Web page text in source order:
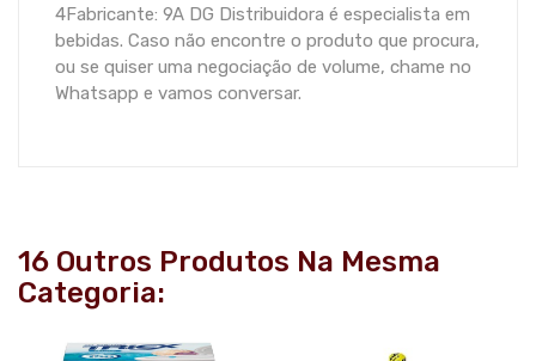
4Fabricante: 9A DG Distribuidora é especialista em
bebidas. Caso não encontre o produto que procura,
ou se quiser uma negociação de volume, chame no
Whatsapp e vamos conversar.
16 Outros Produtos Na Mesma
Categoria: